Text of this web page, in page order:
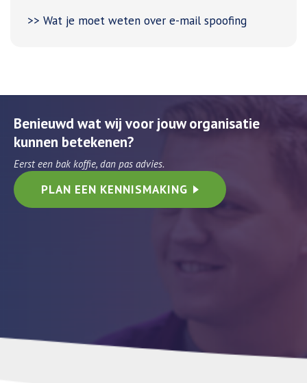
>> Wat je moet weten over e-mail spoofing
Benieuwd wat wij voor jouw organisatie
kunnen betekenen?
Eerst een bak koffie, dan pas advies.
PLAN EEN KENNISMAKING